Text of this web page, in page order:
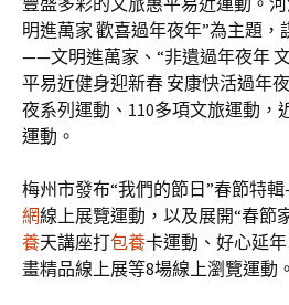
明進萬家 歡喜過年夜年”為主題，
——文明進萬家、“非遺過年夜年
平易近健身迎新春 安康快活過年
夜系列運動、110多項文旅運動，
運動。
梅州市發布“我們的節日”春節特
網線上展覽運動，以及展開“春節
養天講座打包養卡運動、好心延
畫精品線上展等8場線上瀏覽運動。